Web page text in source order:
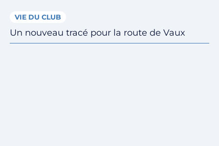
VIE DU CLUB
Un nouveau tracé pour la route de Vaux